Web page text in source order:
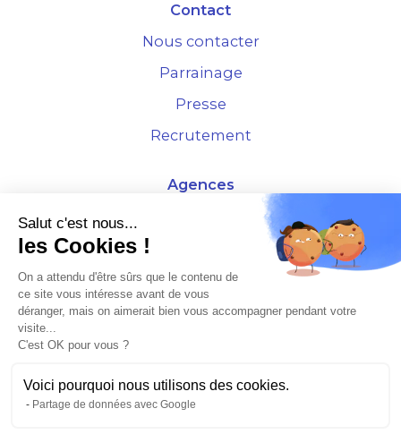
Contact
Nous contacter
Parrainage
Presse
Recrutement
Agences
4 Rue de la Bourse - 69001 Lyon
10 rue d'Austerlitz - 75012 Paris
À L'HORIZON 2025
Salut c'est nous...
les Cookies !
On a attendu d'être sûrs que le contenu de
ce site vous intéresse avant de vous
déranger, mais on aimerait bien vous accompagner pendant votre
visite...
C'est OK pour vous ?
Voici pourquoi nous utilisons des cookies.
Partage de données avec Google